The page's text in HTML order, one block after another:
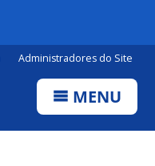
Administradores do Site
MENU